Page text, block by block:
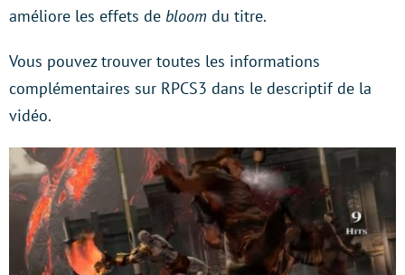
améliore les effets de bloom du titre.
Vous pouvez trouver toutes les informations
complémentaires sur RPCS3 dans le descriptif de la
vidéo.